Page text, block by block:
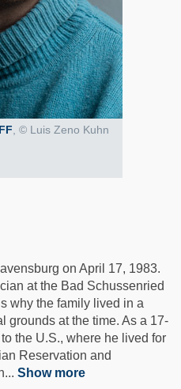
, © Luis Zeno Kuhn
on April 17, 1983.
at the Bad Schussenried
why the family lived in a
grounds at the time. As a 17-
the U.S., where he lived for
Reservation and
... Show more